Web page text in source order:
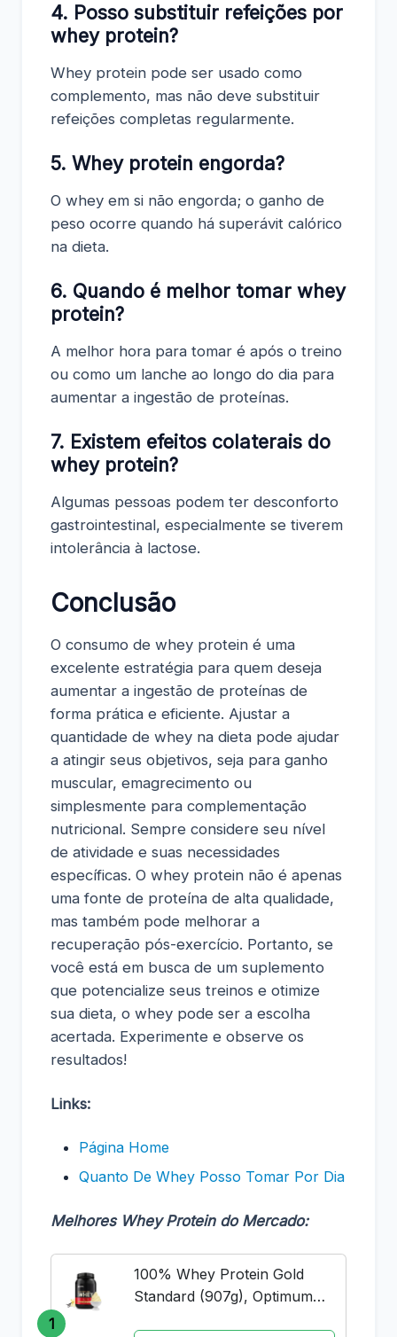
4. Posso substituir refeições por
whey protein?
Whey protein pode ser usado como
complemento, mas não deve substituir
refeições completas regularmente.
5. Whey protein engorda?
O whey em si não engorda; o ganho de
peso ocorre quando há superávit calórico
na dieta.
6. Quando é melhor tomar whey
protein?
A melhor hora para tomar é após o treino
ou como um lanche ao longo do dia para
aumentar a ingestão de proteínas.
7. Existem efeitos colaterais do
whey protein?
Algumas pessoas podem ter desconforto
gastrointestinal, especialmente se tiverem
intolerância à lactose.
Conclusão
O consumo de whey protein é uma
excelente estratégia para quem deseja
aumentar a ingestão de proteínas de
forma prática e eficiente. Ajustar a
quantidade de whey na dieta pode ajudar
a atingir seus objetivos, seja para ganho
muscular, emagrecimento ou
simplesmente para complementação
nutricional. Sempre considere seu nível
de atividade e suas necessidades
específicas. O whey protein não é apenas
uma fonte de proteína de alta qualidade,
mas também pode melhorar a
recuperação pós-exercício. Portanto, se
você está em busca de um suplemento
que potencialize seus treinos e otimize
sua dieta, o whey pode ser a escolha
acertada. Experimente e observe os
resultados!
Links:
Página Home
Quanto De Whey Posso Tomar Por Dia
Melhores Whey Protein do Mercado:
1
100% Whey Protein Gold
Standard (907g), Optimum